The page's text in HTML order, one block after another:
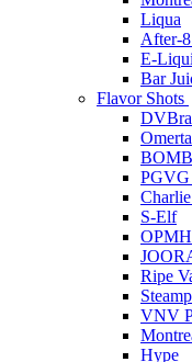
Liqua
After-
E-
Bar
Flavor Shots
Omerta
PGVG
S-Elf
OPMH
Ripe
VNV
Hype